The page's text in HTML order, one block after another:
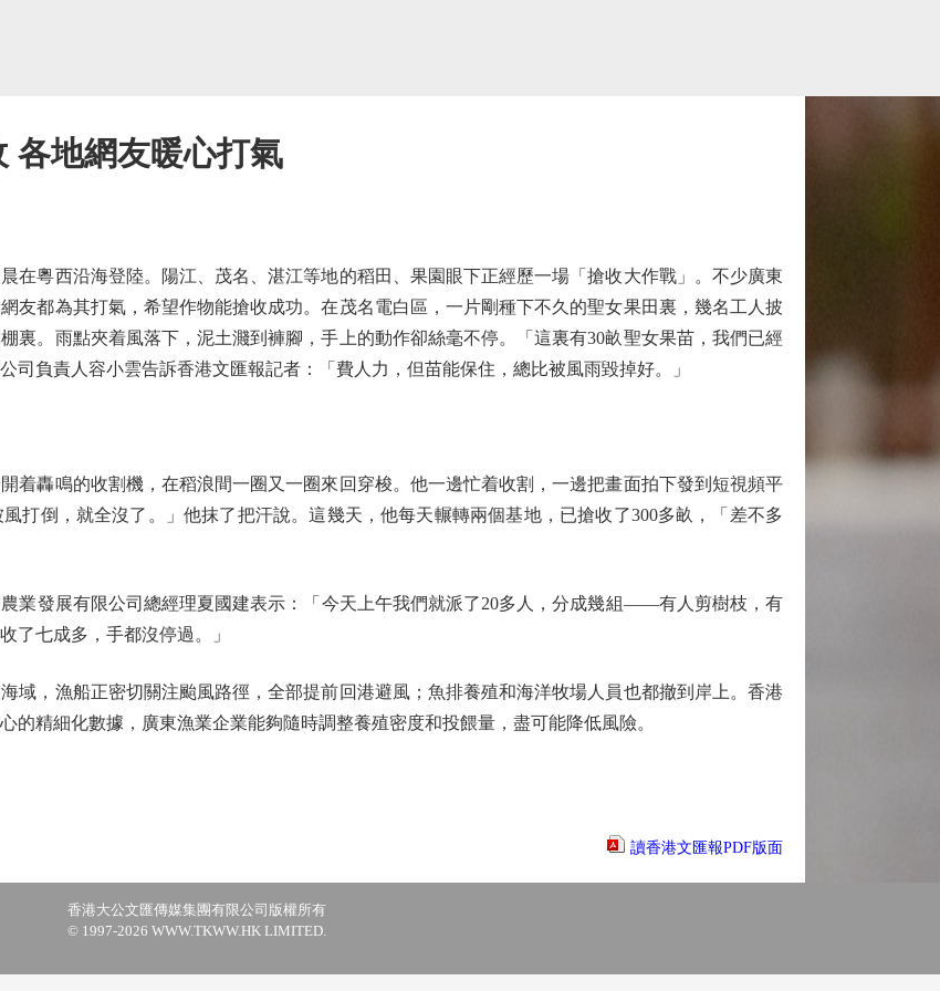
各地網友暖心打氣
粵西沿海登陸。陽江、茂名、湛江等地的稻田、果園眼下正經歷一場「搶收大作戰」。不少廣東
友都為其打氣，希望作物能搶收成功。在茂名電白區，一片剛種下不久的聖女果田裏，幾名工人披
裏。雨點夾着風落下，泥土濺到褲腳，手上的動作卻絲毫不停。「這裏有30畝聖女果苗，我們已經
司負責人容小雲告訴香港文匯報記者：「費人力，但苗能保住，總比被風雨毀掉好。」
轟鳴的收割機，在稻浪間一圈又一圈來回穿梭。他一邊忙着收割，一邊把畫面拍下發到短視頻平
打倒，就全沒了。」他抹了把汗說。這幾天，他每天輾轉兩個基地，已搶收了300多畝，「差不多
發展有限公司總經理夏國建表示：「今天上午我們就派了20多人，分成幾組——有人剪樹枝，有
了七成多，手都沒停過。」
，漁船正密切關注颱風路徑，全部提前回港避風；魚排養殖和海洋牧場人員也都撤到岸上。香港
的精細化數據，廣東漁業企業能夠隨時調整養殖密度和投餵量，盡可能降低風險。
讀香港文匯報PDF版面
香港大公文匯傳媒集團有限公司版權所有
© 1997-2026 WWW.TKWW.HK LIMITED.